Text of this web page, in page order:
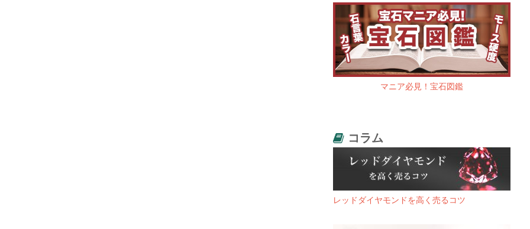
マニア必見！宝石図鑑
コラム
レッドダイヤモンドを高く売るコツ